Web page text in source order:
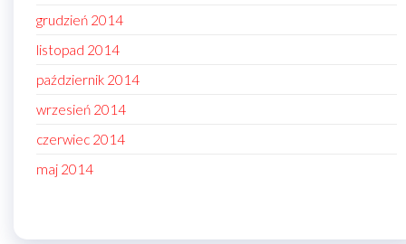
grudzień 2014
listopad 2014
październik 2014
wrzesień 2014
czerwiec 2014
maj 2014